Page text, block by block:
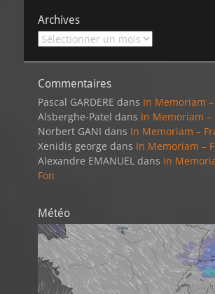
Archives
Archives
Commentaires
Pascal GARDERE dans In Memoriam
Alsberghe-Patel dans In Memoriam –
Norbert GANI dans In Memoriam –
Xenidis george dans In Memoriam –
Alexandre EMANUEL dans In
Fon
Météo